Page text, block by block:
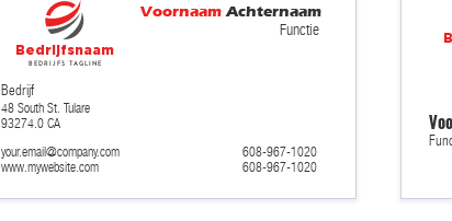
www.mywebsite.com
608-967-1020
608-967-1020
your.email@company.com
48 South St. Tulare
93274.0 CA
Bedrijf
Functie
Voornaam Achternaam
Bedrijfsnaam
Bedrijfs tagline